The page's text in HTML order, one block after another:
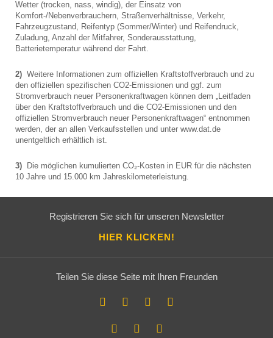
Wetter (trocken, nass, windig), der Einsatz von
Komfort-/Nebenverbrauchern, Straßenverhältnisse, Verkehr,
Fahrzeugzustand, Reifentyp (Sommer/Winter) und Reifendruck,
Zuladung, Anzahl der Mitfahrer, Sonderausstattung,
Batterietemperatur während der Fahrt.
2) Weitere Informationen zum offiziellen Kraftstoffverbrauch und zu
den offiziellen spezifischen CO2-Emissionen und ggf. zum
Stromverbrauch neuer Personenkraftwagen können dem „Leitfaden
über den Kraftstoffverbrauch und die CO2-Emissionen und den
offiziellen Stromverbrauch neuer Personenkraftwagen“ entnommen
werden, der an allen Verkaufsstellen und unter www.dat.de
unentgeltlich erhältlich ist.
3) Die möglichen kumulierten CO₂-Kosten in EUR für die nächsten
10 Jahre und 15.000 km Jahreskilometerleistung.
Registrieren Sie sich für unseren Newsletter
HIER KLICKEN!
Teilen Sie diese Seite mit Ihren Freunden